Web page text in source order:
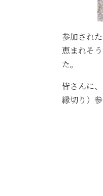
参加され
恵まれそ
た。
皆さんに
縁切り）